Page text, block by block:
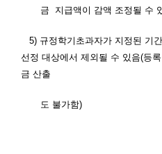
금 지급액이 감액 조정될 수
5) 규정학기초과자가 지정된 기
선정 대상에서 제외될 수 있음(등
금 산출
도 불가함)